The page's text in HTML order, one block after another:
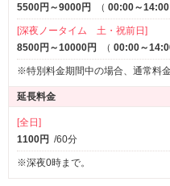
5500円～9000円 （ 00:00～14:00
[深夜ノータイム 土・祝前日]
8500円～10000円
（ 00:00～
※特別料金期間中の場合、通常料
延長料金
[全日]
1100円 /60分
※深夜0時まで。